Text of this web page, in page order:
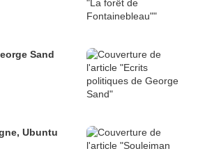
Sand
Ubuntu